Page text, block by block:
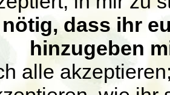
dass ihr
hinzugeben
alle